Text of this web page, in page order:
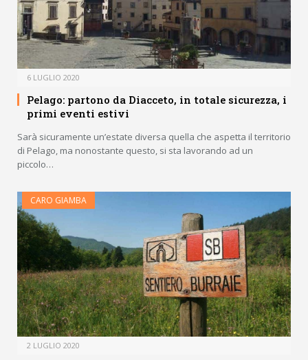
6 LUGLIO 2020
Pelago: partono da Diacceto, in totale sicurezza, i
primi eventi estivi
Sarà sicuramente un’estate diversa quella che aspetta il territorio
di Pelago, ma nonostante questo, si sta lavorando ad un
piccolo…
CARO GIAMBA
2 LUGLIO 2020